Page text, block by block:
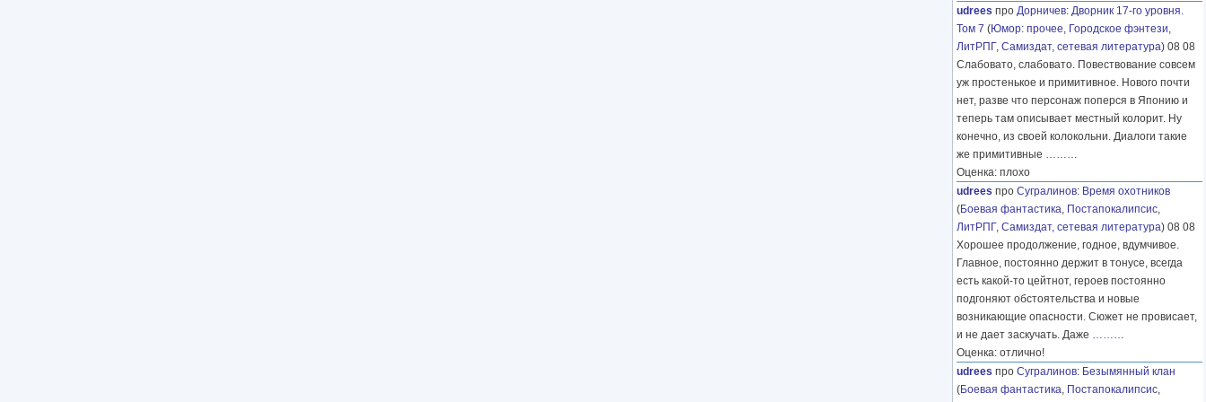
udrees про Дорничев: Дворник 17-го уровня.
Том 7 (Юмор: прочее, Городское фэнтези,
ЛитРПГ, Самиздат, сетевая литература) 08 08
Слабовато, слабовато. Повествование совсем
уж простенькое и примитивное. Нового почти
нет, разве что персонаж поперся в Японию и
теперь там описывает местный колорит. Ну
конечно, из своей колокольни. Диалоги такие
же примитивные ………
Оценка: плохо
udrees про Сугралинов: Время охотников
(Боевая фантастика, Постапокалипсис,
ЛитРПГ, Самиздат, сетевая литература) 08 08
Хорошее продолжение, годное, вдумчивое.
Главное, постоянно держит в тонусе, всегда
есть какой-то цейтнот, героев постоянно
подгоняют обстоятельства и новые
возникающие опасности. Сюжет не провисает,
и не дает заскучать. Даже ………
Оценка: отлично!
udrees про Сугралинов: Безымянный клан
(Боевая фантастика, Постапокалипсис,